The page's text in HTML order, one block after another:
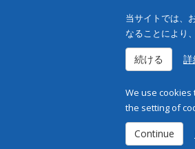
当サイトでは、
なることにより
続ける 詳
We use
the setting of
Continue